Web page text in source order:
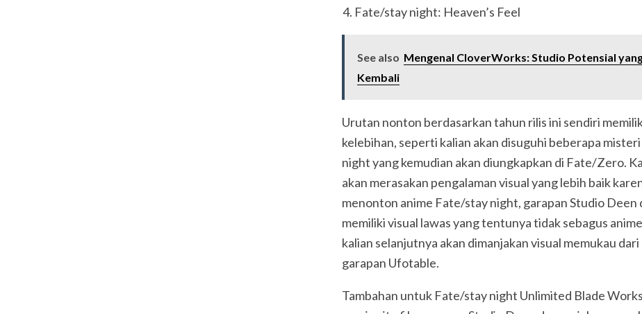
Fate/stay night: Heaven’s Feel
See also Mengenal CloverWorks: Studio Potensial
Kembali
Urutan nonton berdasarkan tahun rilis ini sendiri
kelebihan, seperti kalian akan disuguhi beberapa
night yang kemudian akan diungkapkan di Fate/Zero.
akan merasakan pengalaman visual yang lebih baik
menonton anime Fate/stay night, garapan Studio Deen
memiliki visual lawas yang tentunya tidak sebagus
kalian selanjutnya akan dimanjakan visual memukau
garapan Ufotable.
Tambahan untuk Fate/stay night Unlimited Blade